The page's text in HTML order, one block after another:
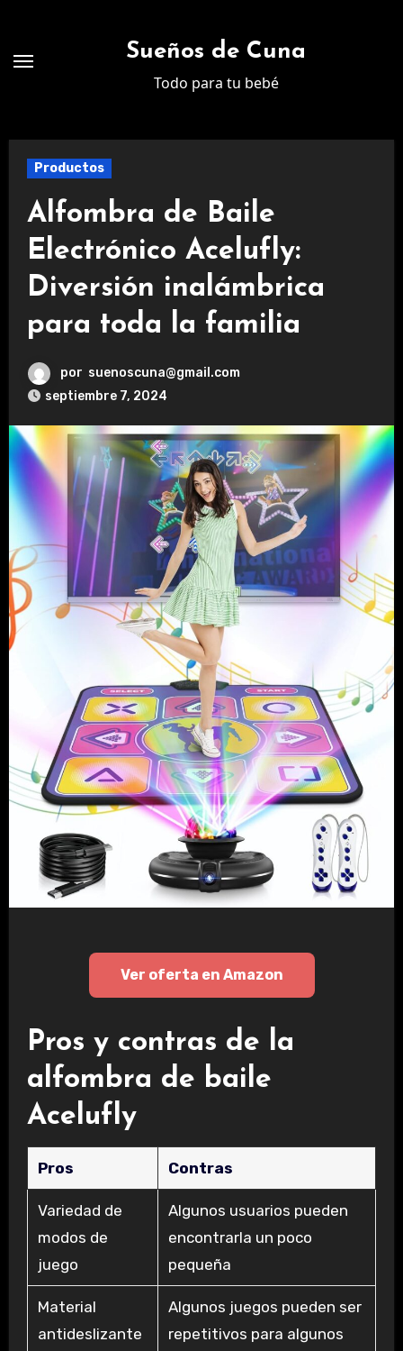
contenido
Sueños de Cuna
Todo para tu bebé
Productos
Alfombra de Baile
Electrónico Acelufly:
Diversión inalámbrica
para toda la familia
por suenoscuna@gmail.com
septiembre 7, 2024
Ver oferta en Amazon
Pros y contras de la
alfombra de baile
Acelufly
Pros Contras
Variedad de
modos de
juego
Algunos usuarios pueden
encontrarla un poco
pequeña
Material
antideslizante
Algunos juegos pueden ser
repetitivos para algunos